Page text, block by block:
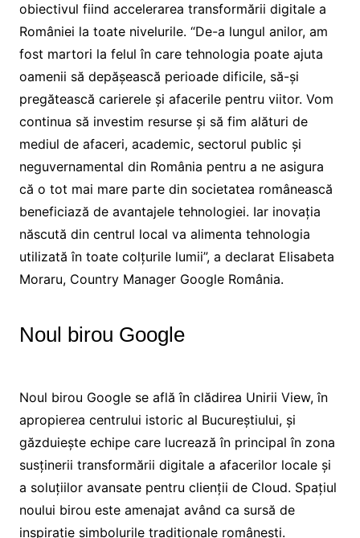
obiectivul fiind accelerarea transformării digitale a
României la toate nivelurile. “De-a lungul anilor, am
fost martori la felul în care tehnologia poate ajuta
oamenii să depășească perioade dificile, să-și
pregătească carierele și afacerile pentru viitor. Vom
continua să investim resurse și să fim alături de
mediul de afaceri, academic, sectorul public și
neguvernamental din România pentru a ne asigura
că o tot mai mare parte din societatea românească
beneficiază de avantajele tehnologiei. Iar inovația
născută din centrul local va alimenta tehnologia
utilizată în toate colțurile lumii”, a declarat Elisabeta
Moraru, Country Manager Google România.
Noul birou Google
Noul birou Google se află în clădirea Unirii View, în
apropierea centrului istoric al Bucureștiului, și
găzduiește echipe care lucrează în principal în zona
susținerii transformării digitale a afacerilor locale și
a soluțiilor avansate pentru clienții de Cloud. Spațiul
noului birou este amenajat având ca sursă de
inspirație simbolurile tradiționale românești.